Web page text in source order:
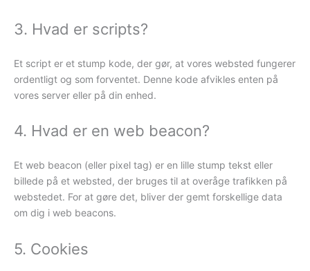
3. Hvad er scripts?
Et script er et stump kode, der gør, at vores websted fungerer
ordentligt og som forventet. Denne kode afvikles enten på
vores server eller på din enhed.
4. Hvad er en web beacon?
Et web beacon (eller pixel tag) er en lille stump tekst eller
billede på et websted, der bruges til at overåge trafikken på
webstedet. For at gøre det, bliver der gemt forskellige data
om dig i web beacons.
5. Cookies